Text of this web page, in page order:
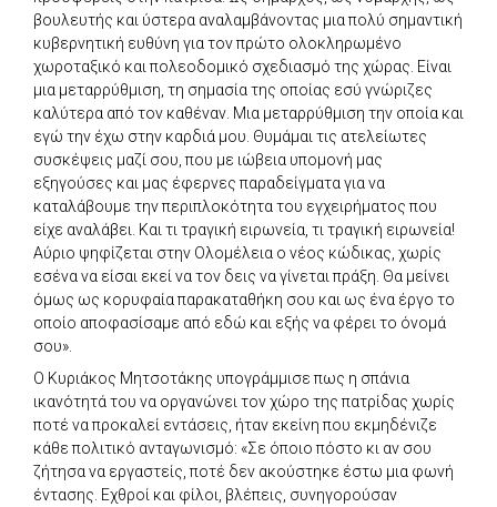
βουλευτής και ύστερα αναλαμβάνοντας μια πολύ σημαντική
κυβερνητική ευθύνη για τον πρώτο ολοκληρωμένο
χωροταξικό και πολεοδομικό σχεδιασμό της χώρας. Είναι
μια μεταρρύθμιση, τη σημασία της οποίας εσύ γνώριζες
καλύτερα από τον καθέναν. Μια μεταρρύθμιση την οποία και
εγώ την έχω στην καρδιά μου. Θυμάμαι τις ατελείωτες
συσκέψεις μαζί σου, που με ιώβεια υπομονή μας
εξηγούσες και μας έφερνες παραδείγματα για να
καταλάβουμε την περιπλοκότητα του εγχειρήματος που
είχε αναλάβει. Και τι τραγική ειρωνεία, τι τραγική ειρωνεία!
Αύριο ψηφίζεται στην Ολομέλεια ο νέος κώδικας, χωρίς
εσένα να είσαι εκεί να τον δεις να γίνεται πράξη. Θα μείνει
όμως ως κορυφαία παρακαταθήκη σου και ως ένα έργο το
οποίο αποφασίσαμε από εδώ και εξής να φέρει το όνομά
σου».
Ο Κυριάκος Μητσοτάκης υπογράμμισε πως η σπάνια
ικανότητά του να οργανώνει τον χώρο της πατρίδας χωρίς
ποτέ να προκαλεί εντάσεις, ήταν εκείνη που εκμηδένιζε
κάθε πολιτικό ανταγωνισμό: «Σε όποιο πόστο κι αν σου
ζήτησα να εργαστείς, ποτέ δεν ακούστηκε έστω μια φωνή
έντασης. Εχθροί και φίλοι, βλέπεις, συνηγορούσαν